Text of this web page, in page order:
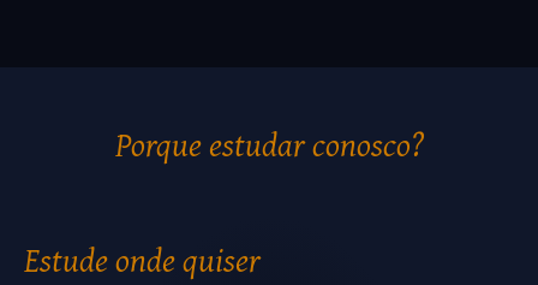
Porque estudar conosco?
Estude onde quiser